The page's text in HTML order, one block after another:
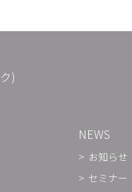
NEWS
お知らせ
セミナー